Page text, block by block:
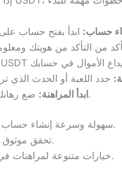
حساب:
ابدأ المراهنة:ضع رهانك وراقب نتائج المباراة.
سهولة وسرعة إنشاء حساب وانتقال سريع للأموال.
تحقق موثوق من الهوية يعزز الأمان.
خيارات متنوعة لمراهنات في مباريات كأس العالم.